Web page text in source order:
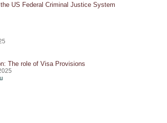
US Federal Criminal Justice System
The role of Visa Provisions